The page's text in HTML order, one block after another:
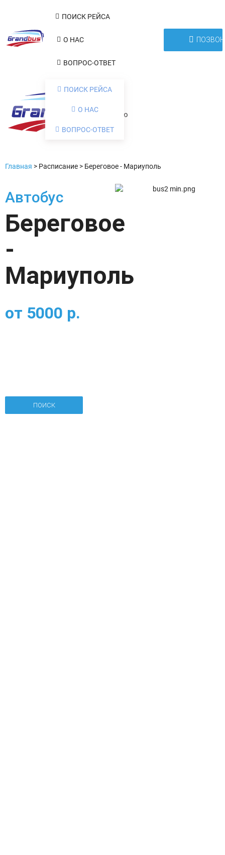
ПОИСК РЕЙСА
О НАС
ВОПРОС-ОТВЕТ
ПОИСК РЕЙСА
О НАС
ВОПРОС-ОТВЕТ
Меню
Главная > Расписание > Береговое - Мариуполь
Автобус
Береговое
-
Мариуполь
от 5000 р.
ПОИСК